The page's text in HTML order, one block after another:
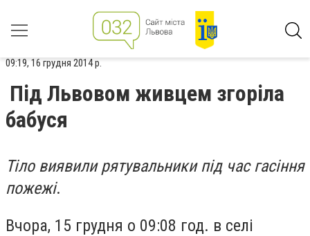
09:19, 16 грудня 2014 р.
Під Львовом живцем згоріла
бабуся
Тіло виявили рятувальники під час гасіння
пожежі.
Вчора, 15 грудня о 09:08 год. в селі